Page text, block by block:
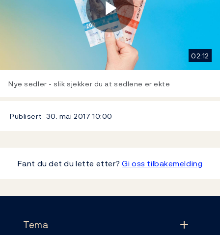
Play
Video
02:12
Nye sedler - slik sjekker du at sedlene er ekte
Publisert 30. mai 2017 10:00
Fant du det du lette etter?Gi oss tilbakemelding
Tema